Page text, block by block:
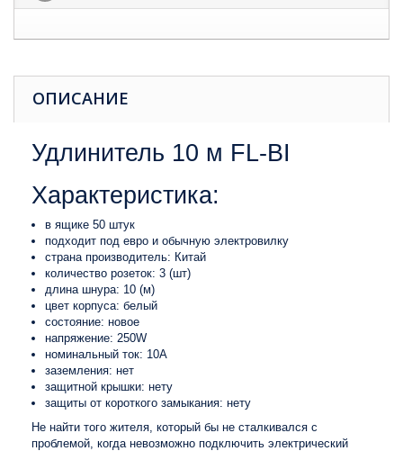
ОПИСАНИЕ
Удлинитель 10 м FL-BI
Характеристика:
в ящике 50 штук
подходит под евро и обычную электровилку
страна производитель: Китай
количество розеток: 3 (шт)
длина шнура: 10 (м)
цвет корпуса: белый
состояние: новое
напряжение: 250W
номинальный ток: 10A
заземления: нет
защитной крышки: нету
защиты от короткого замыкания: нету
Не найти того жителя, который бы не сталкивался с
проблемой, когда невозможно подключить электрический